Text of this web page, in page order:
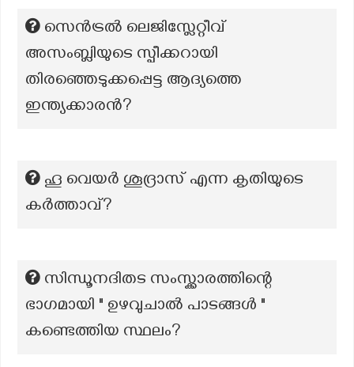
സെൻട്രൽ ലെജിസ്ലേറ്റീവ്
അസംബ്ലിയുടെ സ്പീക്കറായി
തിരഞ്ഞെടുക്കപ്പെട്ട ആദ്യത്തെ
ഇന്ത്യക്കാരൻ?
ഹൂ വെയർ ശൂദ്രാസ് എന്ന കൃതിയുടെ
കർത്താവ്?
സിന്ധൂനദിതട സംസ്ക്കാരത്തിന്റെ
ഭാഗമായി " ഉഴവുചാൽ പാടങ്ങൾ "
കണ്ടെത്തിയ സ്ഥലം?